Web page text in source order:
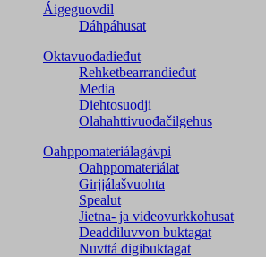
Áigeguovdil
Dáhpáhusat
Oktavuođadieđut
Rehketbearrandieđut
Media
Diehtosuodji
Olahahttivuođačilgehus
Oahppomateriálagávpi
Oahppomateriálat
Girjjálašvuohta
Spealut
Jietna- ja videovurkkohusat
Deaddiluvvon buktagat
Nuvttá digibuktagat